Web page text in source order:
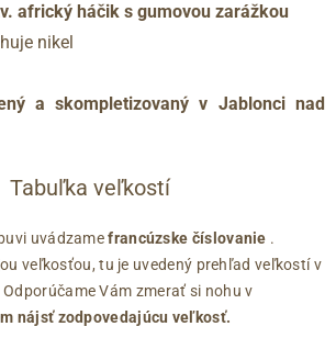
africký háčik s gumovou zarážkou
nikel
a skompletizovaný v Jablonci nad
Tabuľka veľkostí
uvádzamefrancúzske číslovanie .
veľkosťou, tu je uvedený prehľad veľkostí v
Vám zmerať si nohu v
nájsť zodpovedajúcu veľkosť.